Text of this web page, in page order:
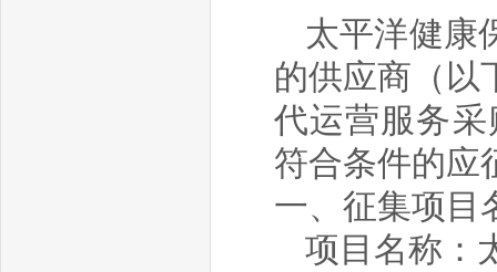
太平洋健康
的供应商（以
代运营服务
符合条件的应
一、征集项目
项目名称：